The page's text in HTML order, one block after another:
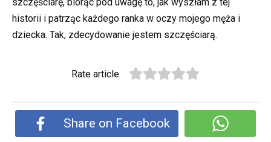
historii i patrząc każdego ranka w oczy mojego męża i
dziecka. Tak, zdecydowanie jestem szczęściarą.
Rate article
Share on Facebook